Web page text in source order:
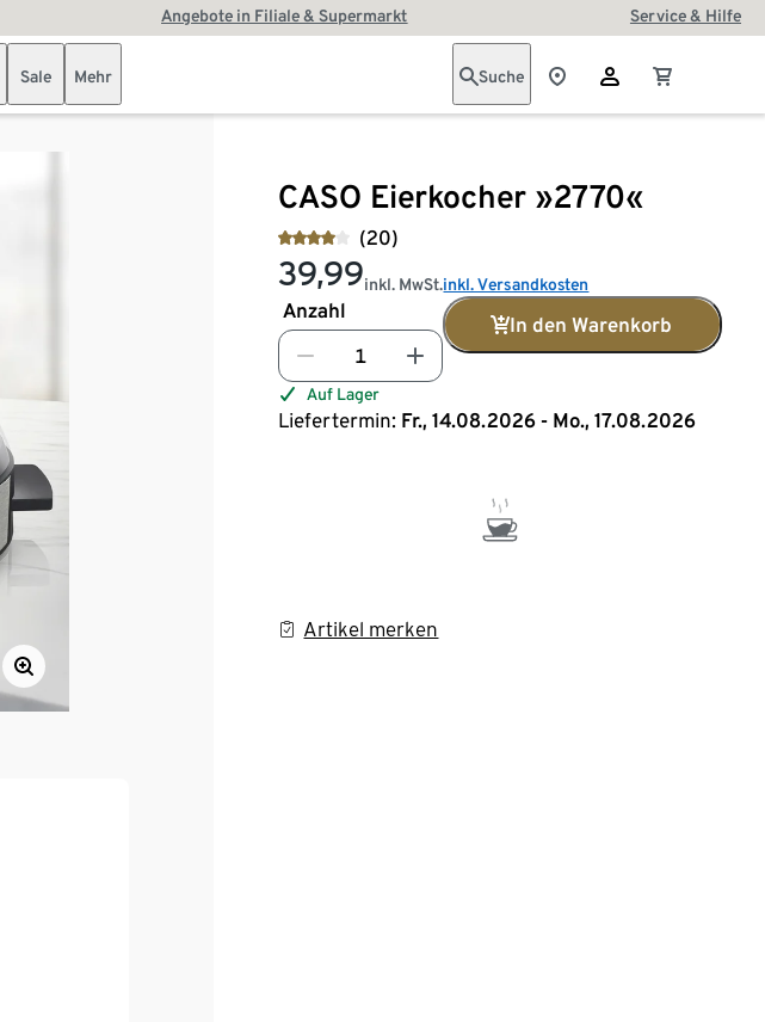
Angebote in Filiale & Supermarkt Service & Hilfe
Sale Mehr Suche
CASO Eierkocher »2770«
(20)
39,99inkl. MwSt.inkl. Versandkosten
Anzahl
In den Warenkorb
Auf Lager
Liefertermin: Fr., 14.08.2026 - Mo., 17.08.2026
Artikel merken